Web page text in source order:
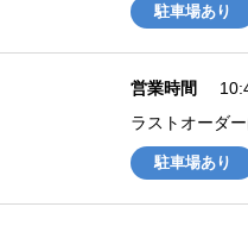
駐車場あり
営業時間
ラストオーダ
駐車場あり